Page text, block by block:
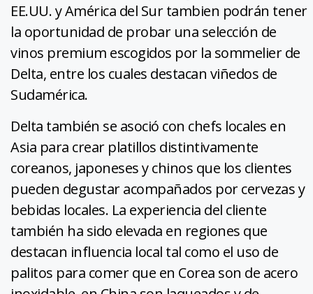
EE.UU. y América del Sur tambien podrán tener
la oportunidad de probar una selección de
vinos premium escogidos por la sommelier de
Delta, entre los cuales destacan viñedos de
Sudamérica.
Delta también se asoció con chefs locales en
Asia para crear platillos distintivamente
coreanos, japoneses y chinos que los clientes
pueden degustar acompañados por cervezas y
bebidas locales. La experiencia del cliente
también ha sido elevada en regiones que
destacan influencia local tal como el uso de
palitos para comer que en Corea son de acero